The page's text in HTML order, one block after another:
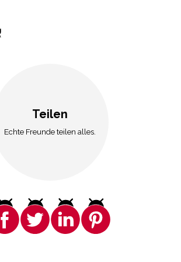
Teilen
Echte Freunde teilen alles.